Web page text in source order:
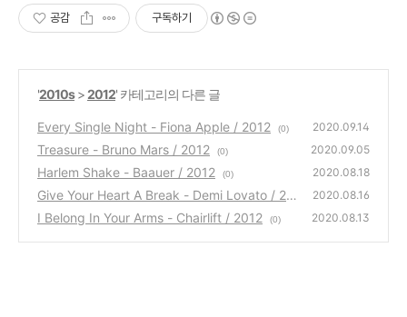
공감 구독하기
'2010s>2012' 카테고리의 다른 글
Every Single Night - Fiona Apple / 2012 (0) 2020.09.14
Treasure - Bruno Mars / 2012 (0) 2020.09.05
Harlem Shake - Baauer / 2012 (0) 2020.08.18
Give Your Heart A Break - Demi Lovato / 20
12
(0)
2020.08.16
I Belong In Your Arms - Chairlift / 2012 (0) 2020.08.13